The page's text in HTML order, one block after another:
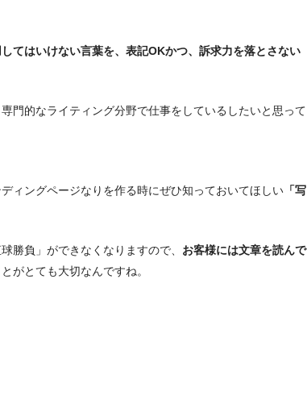
てはいけない言葉を、表記OKかつ、訴求力を落とさない
門的なライティング分野で仕事をしているしたいと思って
ィングページなりを作る時にぜひ知っておいてほしい 「写
勝負」ができなくなりますので、 お客様には文章を読んで
とがとても大切なんですね。